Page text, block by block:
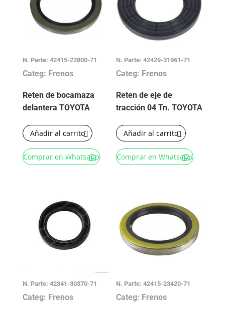
N. Parte: 42415-22800-71
Categ: Frenos
Reten de bocamaza
delantera TOYOTA
Añadir al carrito
Comprar en Whatsapp
N. Parte: 42429-31961-71
Categ: Frenos
Reten de eje de
tracción 04 Tn. TOYOTA
Añadir al carrito
Comprar en Whatsapp
N. Parte: 42341-30370-71
Categ: Frenos
N. Parte: 42415-23420-71
Categ: Frenos